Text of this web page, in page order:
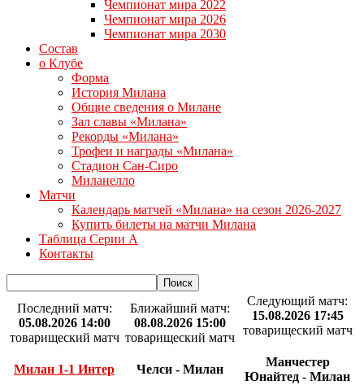
Чемпионат мира 2022
Чемпионат мира 2026
Чемпионат мира 2030
Состав
о Клубе
Форма
История Милана
Общие сведения о Милане
Зал славы «Милана»
Рекорды «Милана»
Трофеи и награды «Милана»
Стадион Сан-Сиро
Миланелло
Матчи
Календарь матчей «Милана» на сезон 2026-2027
Купить билеты на матчи Милана
Таблица Серии А
Контакты
Последний матч:
05.08.2026 14:00
товарищеский матч
Милан 1-1 Интер
Ближайший матч:
08.08.2026 15:00
товарищеский матч
Челси - Милан
Следующий матч:
15.08.2026 17:45
товарищеский матч
Манчестер
Юнайтед - Милан